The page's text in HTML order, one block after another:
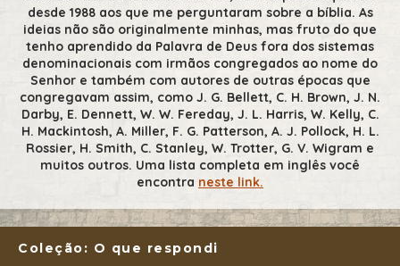
desde 1988 aos que me perguntaram sobre a bíblia. As
ideias não são originalmente minhas, mas fruto do que
tenho aprendido da Palavra de Deus fora dos sistemas
denominacionais com irmãos congregados ao nome do
Senhor e também com autores de outras épocas que
congregavam assim, como J. G. Bellett, C. H. Brown, J. N.
Darby, E. Dennett, W. W. Fereday, J. L. Harris, W. Kelly, C.
H. Mackintosh, A. Miller, F. G. Patterson, A. J. Pollock, H. L.
Rossier, H. Smith, C. Stanley, W. Trotter, G. V. Wigram e
muitos outros. Uma lista completa em inglês você
encontra neste link.
Coleção: O que respondi